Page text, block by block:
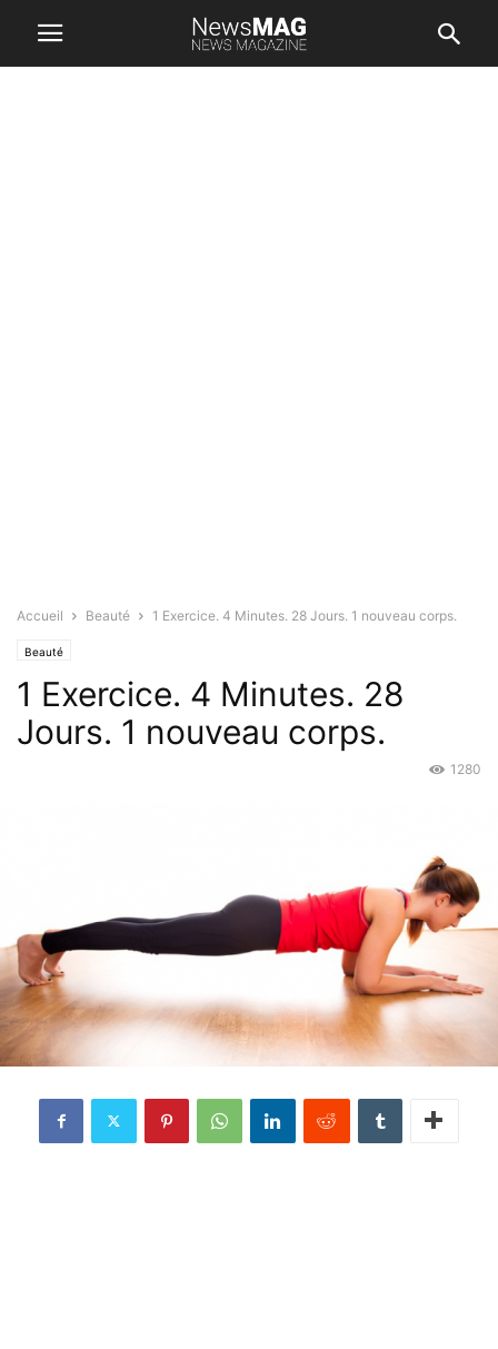
Accueil Beauté 1 Exercice. 4 Minutes. 28 Jours. 1 nouveau corps.
Beauté
1 Exercice. 4 Minutes. 28
Jours. 1 nouveau corps.
1280